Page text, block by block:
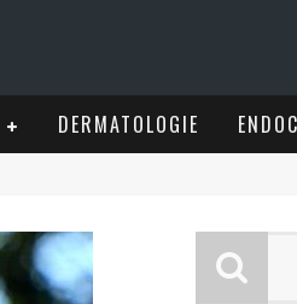
DERMATOLOGIE